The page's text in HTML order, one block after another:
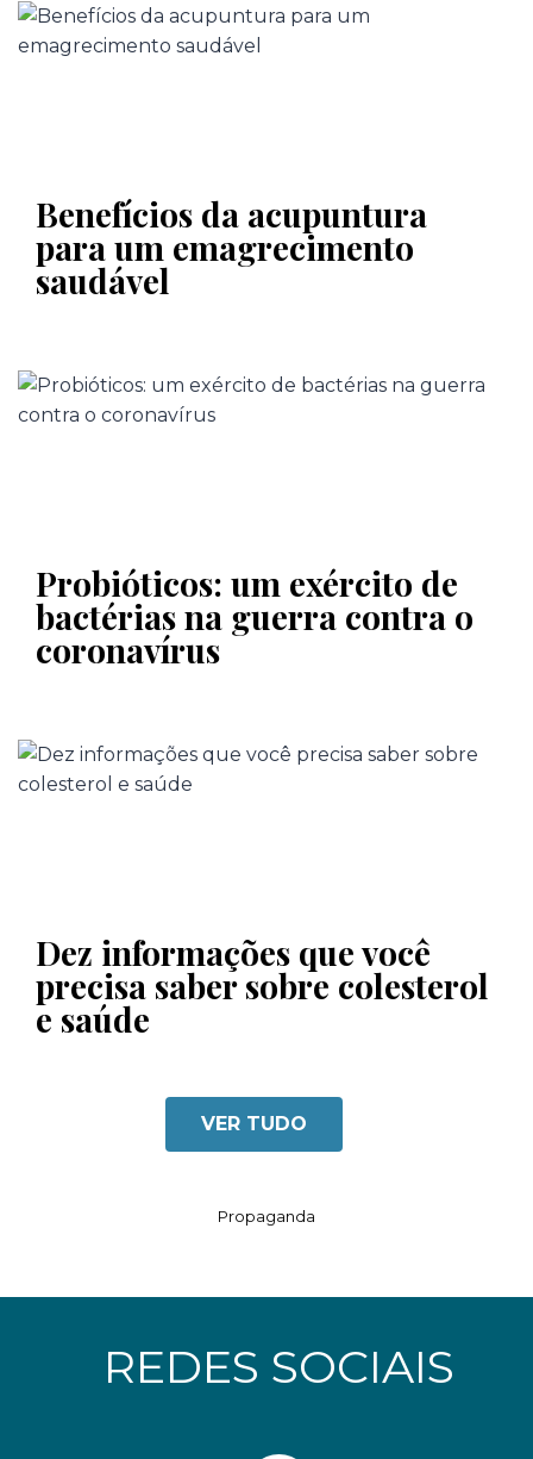
Benefícios da acupuntura
para um emagrecimento
saudável
Probióticos: um exército de
bactérias na guerra contra o
coronavírus
Dez informações que você
precisa saber sobre colesterol
e saúde
VER TUDO
Propaganda
REDES SOCIAIS